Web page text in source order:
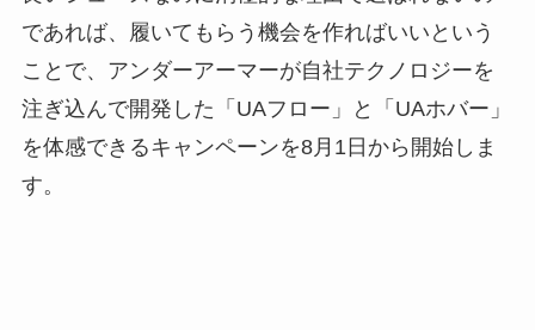
であれば、履いてもらう機会を作ればいいという
ことで、アンダーアーマーが自社テクノロジーを
注ぎ込んで開発した「UAフロー」と「UAホバー」
を体感できるキャンペーンを8月1日から開始しま
す。